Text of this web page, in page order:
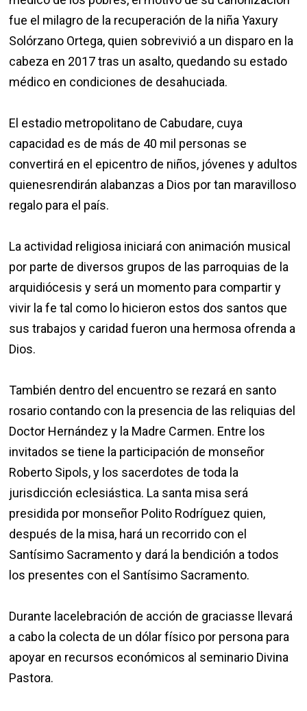
fue el milagro de la recuperación de la niña Yaxury
Solórzano Ortega, quien sobrevivió a un disparo en la
cabeza en 2017 tras un asalto, quedando su estado
médico en condiciones de desahuciada.
El estadio metropolitano de Cabudare, cuya
capacidad es de más de 40 mil personas se
convertirá en el epicentro de niños, jóvenes y adultos
quienesrendirán alabanzas a Dios por tan maravilloso
regalo para el país.
La actividad religiosa iniciará con animación musical
por parte de diversos grupos de las parroquias de la
arquidiócesis y será un momento para compartir y
vivir la fe tal como lo hicieron estos dos santos que
sus trabajos y caridad fueron una hermosa ofrenda a
Dios.
También dentro del encuentro se rezará en santo
rosario contando con la presencia de las reliquias del
Doctor Hernández y la Madre Carmen. Entre los
invitados se tiene la participación de monseñor
Roberto Sipols, y los sacerdotes de toda la
jurisdicción eclesiástica. La santa misa será
presidida por monseñor Polito Rodríguez quien,
después de la misa, hará un recorrido con el
Santísimo Sacramento y dará la bendición a todos
los presentes con el Santísimo Sacramento.
Durante lacelebración de acción de graciasse llevará
a cabo la colecta de un dólar físico por persona para
apoyar en recursos económicos al seminario Divina
Pastora.